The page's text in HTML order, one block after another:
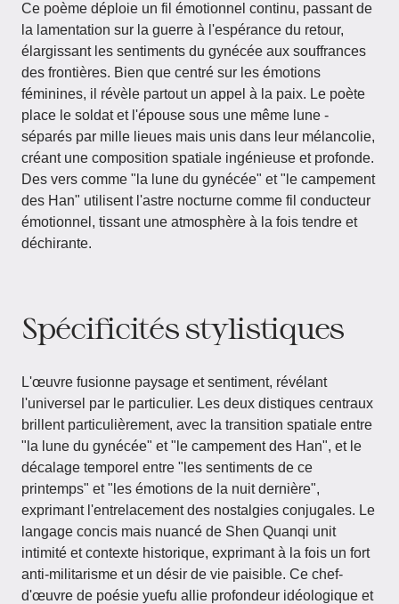
Ce poème déploie un fil émotionnel continu, passant de
la lamentation sur la guerre à l'espérance du retour,
élargissant les sentiments du gynécée aux souffrances
des frontières. Bien que centré sur les émotions
féminines, il révèle partout un appel à la paix. Le poète
place le soldat et l'épouse sous une même lune -
séparés par mille lieues mais unis dans leur mélancolie,
créant une composition spatiale ingénieuse et profonde.
Des vers comme "la lune du gynécée" et "le campement
des Han" utilisent l'astre nocturne comme fil conducteur
émotionnel, tissant une atmosphère à la fois tendre et
déchirante.
Spécificités stylistiques
L'œuvre fusionne paysage et sentiment, révélant
l'universel par le particulier. Les deux distiques centraux
brillent particulièrement, avec la transition spatiale entre
"la lune du gynécée" et "le campement des Han", et le
décalage temporel entre "les sentiments de ce
printemps" et "les émotions de la nuit dernière",
exprimant l'entrelacement des nostalgies conjugales. Le
langage concis mais nuancé de Shen Quanqi unit
intimité et contexte historique, exprimant à la fois un fort
anti-militarisme et un désir de vie paisible. Ce chef-
d'œuvre de poésie yuefu allie profondeur idéologique et